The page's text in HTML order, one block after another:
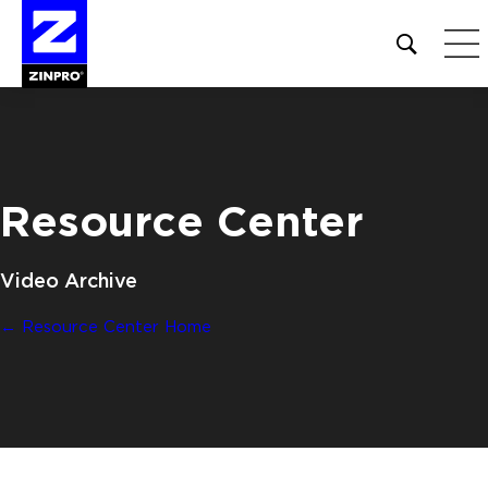
Open
site
search
Resource Center
Video Archive
← Resource Center Home